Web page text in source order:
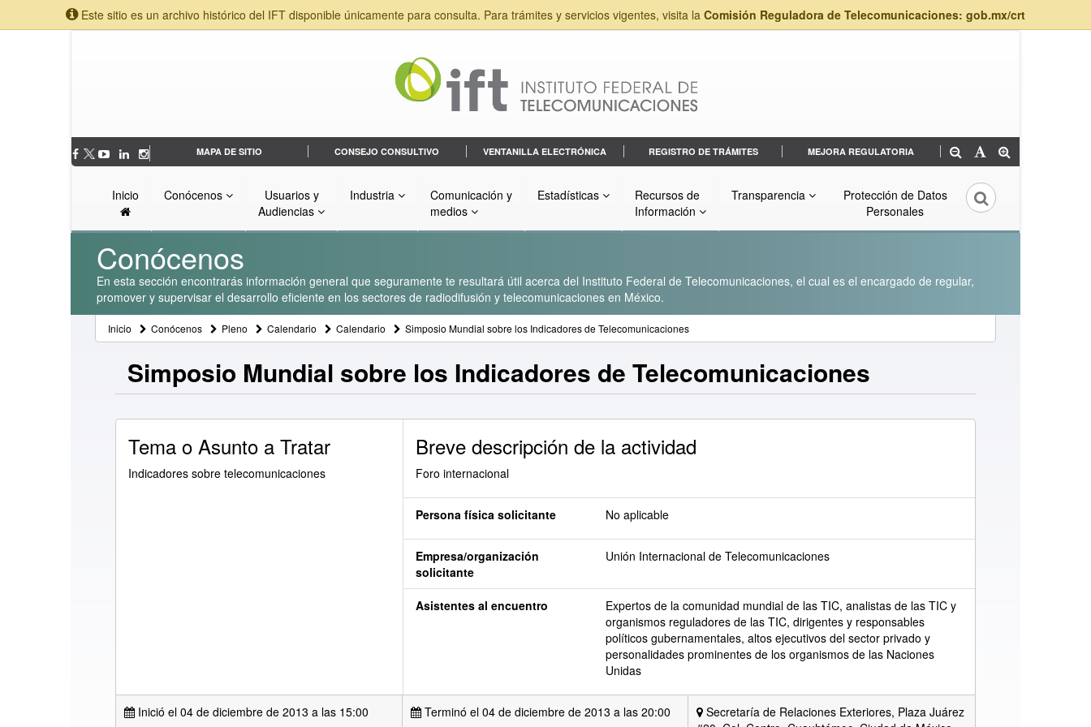
Este sitio es un archivo histórico del IFT disponible únicamente para consulta. Para trámites y servicios vigentes, visita la Comisión Reguladora de Telecomunicaciones: gob.mx/crt
MAPA DE SITIO CONSEJO CONSULTIVO VENTANILLA ELECTRÓNICA REGISTRO DE TRÁMITES MEJORA REGULATORIA
Inicio Conócenos
Usuarios y
Audiencias
Industria
Comunicación y
medios
Estadísticas
Recursos de
Información
Transparencia
Protección de Datos
Personales
Conócenos
En esta sección encontrarás información general que seguramente te resultará útil acerca del Instituto Federal de Telecomunicaciones, el cual es el encargado de regular,
promover y supervisar el desarrollo eficiente en los sectores de radiodifusión y telecomunicaciones en México.
Inicio Conócenos Pleno Calendario Calendario Simposio Mundial sobre los Indicadores de Telecomunicaciones
Simposio Mundial sobre los Indicadores de Telecomunicaciones
Tema o Asunto a Tratar
Indicadores sobre telecomunicaciones
Breve descripción de la actividad
Foro internacional
Persona física solicitante No aplicable
Empresa/organización
solicitante
Unión Internacional de Telecomunicaciones
Asistentes al encuentro
Expertos de la comunidad mundial de las TIC, analistas de las TIC y
organismos reguladores de las TIC, dirigentes y responsables
políticos gubernamentales, altos ejecutivos del sector privado y
personalidades prominentes de los organismos de las Naciones
Unidas
Inició el 04 de diciembre de 2013 a las 15:00 Terminó el 04 de diciembre de 2013 a las 20:00
Secretaría de Relaciones Exteriores, Plaza Juárez